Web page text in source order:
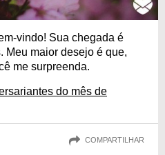
vindo! Sua chegada é
Meu maior desejo é que,
me surpreenda.
do mês de
COMPARTILHAR